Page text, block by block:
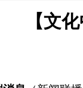
【文